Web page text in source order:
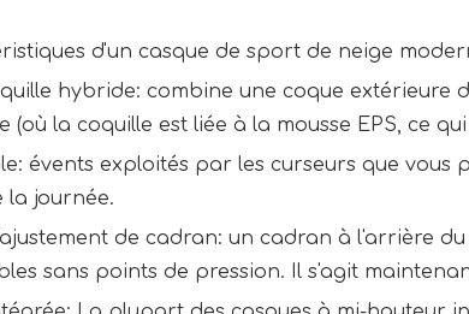
d'un casque de sport de neige
hybride: combine une coque
(où la coquille est liée à la mousse EPS, ce
évents exploités par les curseurs que
la journée.
de cadran: un cadran à l'arrière
sans points de pression. Il s'agit